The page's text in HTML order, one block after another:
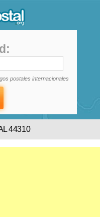
postales internacionales
44310